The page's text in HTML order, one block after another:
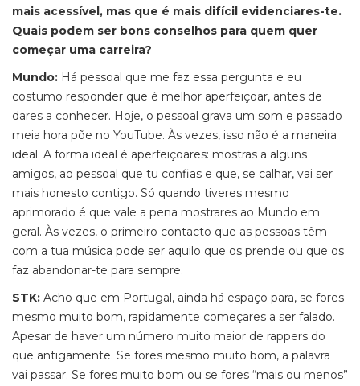
mais acessível, mas que é mais difícil evidenciares-te.
Quais podem ser bons conselhos para quem quer
começar uma carreira?
Mundo: Há pessoal que me faz essa pergunta e eu
costumo responder que é melhor aperfeiçoar, antes de
dares a conhecer. Hoje, o pessoal grava um som e passado
meia hora põe no YouTube. Às vezes, isso não é a maneira
ideal. A forma ideal é aperfeiçoares: mostras a alguns
amigos, ao pessoal que tu confias e que, se calhar, vai ser
mais honesto contigo. Só quando tiveres mesmo
aprimorado é que vale a pena mostrares ao Mundo em
geral. Às vezes, o primeiro contacto que as pessoas têm
com a tua música pode ser aquilo que os prende ou que os
faz abandonar-te para sempre.
STK: Acho que em Portugal, ainda há espaço para, se fores
mesmo muito bom, rapidamente começares a ser falado.
Apesar de haver um número muito maior de rappers do
que antigamente. Se fores mesmo muito bom, a palavra
vai passar. Se fores muito bom ou se fores “mais ou menos”